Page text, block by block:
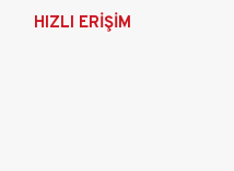
AnaHIZLI ERİŞİM